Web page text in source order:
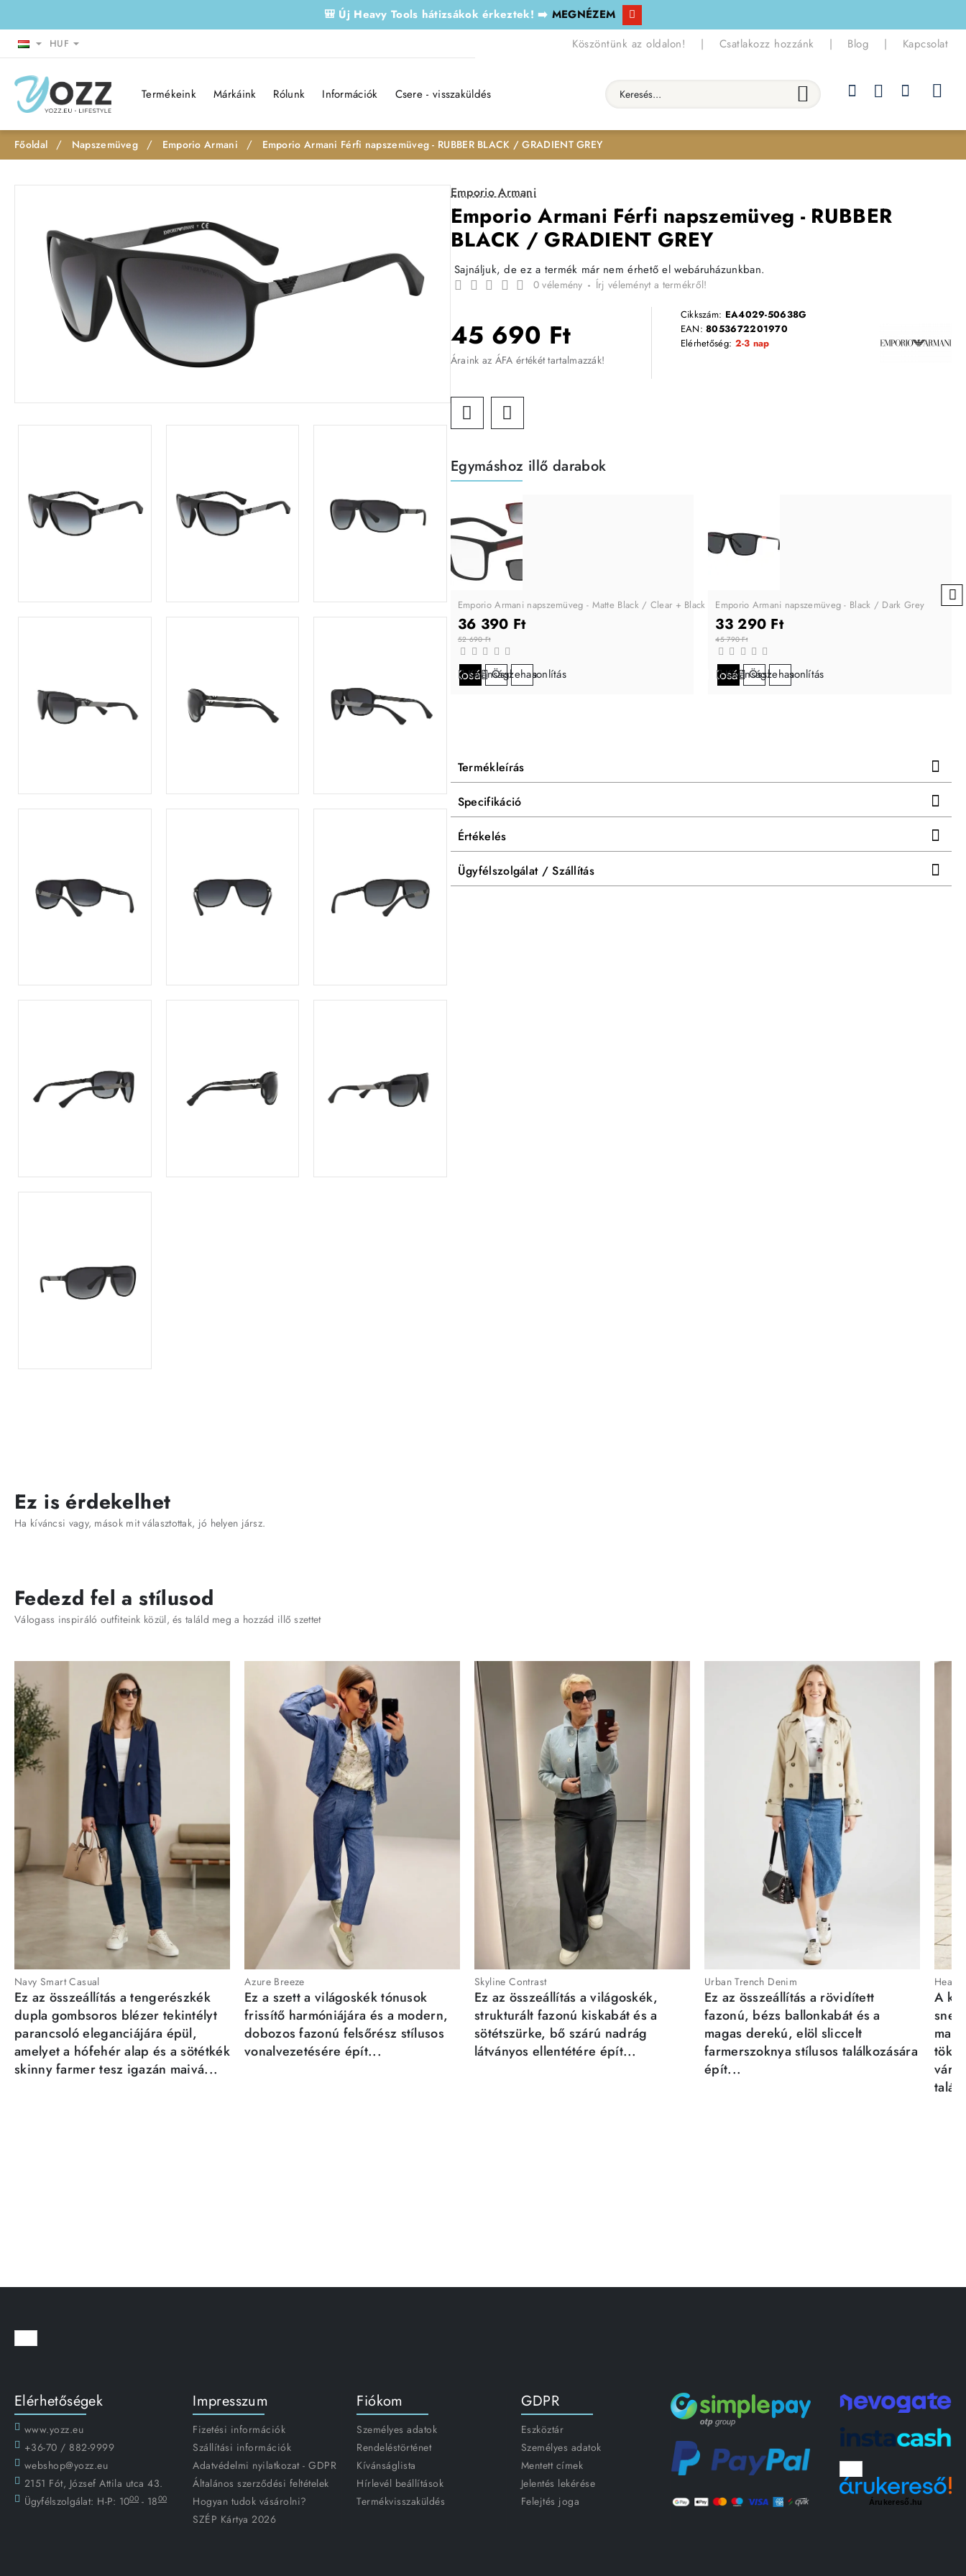
🎒 Új Heavy Tools hátizsákok érkeztek! ➡️ MEGNÉZEM
HUF Köszöntünk az oldalon! | Csatlakozz hozzánk | Blog | Kapcsolat
Termékeink Márkáink Rólunk Információk Csere - visszaküldés Keresés...
h
Napszemüveg Emporio Armani Emporio Armani Férfi napszemüveg - RUBBER BLACK / GRADIENT GREY
Emporio Armani
Emporio Armani Férfi napszemüveg - RUBBER
BLACK / GRADIENT GREY
Sajnáljuk, de ez a termék már nem érhető el webáruházunkban.
0 vélemény - Írj véleményt a termékről!
45 690 Ft
Áraink az ÁFA értékét tartalmazzák!
Cikkszám: EA4029-50638G
EAN:8053672201970
Elérhetőség: 2-3 nap
Egymáshoz illő darabok
Emporio Armani napszemüveg - Matte Black / Clear + Black + Grey
36 390 Ft
52 690 Ft
Kosárba
Kívánságlistára
Összehasonlítás
Emporio Armani napszemüveg - Black / Dark Grey
33 290 Ft
45 790 Ft
Kosárba
Kívánságlistára
Összehasonlítás
Termékleírás
Specifikáció
Értékelés
Ügyfélszolgálat / Szállítás
Ez is érdekelhet
Ha kíváncsi vagy, mások mit választottak, jó helyen jársz.
Fedezd fel a stílusod
Válogass inspiráló outfiteink közül, és találd meg a hozzád illő szettet
Navy Smart Casual
Ez az összeállítás a tengerészkék
dupla gombsoros blézer tekintélyt
parancsoló eleganciájára épül,
amelyet a hófehér alap és a sötétkék
skinny farmer tesz igazán maivá...
Azure Breeze
Ez a szett a világoskék tónusok
frissítő harmóniájára és a modern,
dobozos fazonú felsőrész stílusos
vonalvezetésére épít...
Skyline Contrast
Ez az összeállítás a világoskék,
strukturált fazonú kiskabát és a
sötétszürke, bő szárú nadrág
látványos ellentétére épít...
Urban Trench Denim
Ez az összeállítás a rövidített
fazonú, bézs ballonkabát és a
magas derekú, elöl sliccelt
farmerszoknya stílusos találkozására
épít...
A
Elérhetőségek
www.yozz.eu
+36-70 / 882-9999
webshop@yozz.eu
2151 Fót, József Attila utca 43.
Ügyfélszolgálat: H-P: 1000 - 1800
Impresszum
Fizetési információk
Szállítási információk
Adatvédelmi nyilatkozat - GDPR
Általános szerződési feltételek
Hogyan tudok vásárolni?
SZÉP Kártya 2026
Fiókom
Személyes adatok
Rendeléstörténet
Kívánságlista
Hírlevél beállítások
Termékvisszaküldés
GDPR
Eszköztár
Személyes adatok
Mentett címek
Jelentés lekérése
Felejtés joga
Árukereső.hu